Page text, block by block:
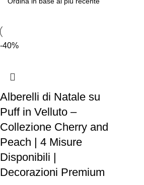
-40%
Alberelli di Natale su
Puff in Velluto –
Collezione Cherry and
Peach | 4 Misure
Disponibili |
Decorazioni Premium